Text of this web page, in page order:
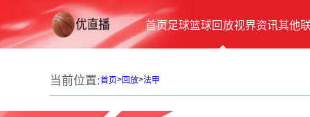
首页足球篮球回放视界资讯其他
当前位置:首页>回放>法甲